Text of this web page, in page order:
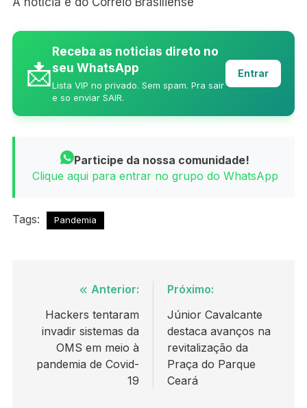
📩
Receba as noticias direto no
seu WhatsApp
Lista VIP no privado. Sem spam. Pra sair
e so enviar SAIR.
Entrar
Participe da nossa comunidade!
Clique aqui para entrar no grupo do WhatsApp
Tags: Pandemia
Navegação
Post
Anterior:
Hackers tentaram
invadir sistemas da
OMS em meio à
pandemia de Covid-
19
Próximo:
Júnior Cavalcante
destaca avanços na
revitalização da
Praça do Parque
Ceará